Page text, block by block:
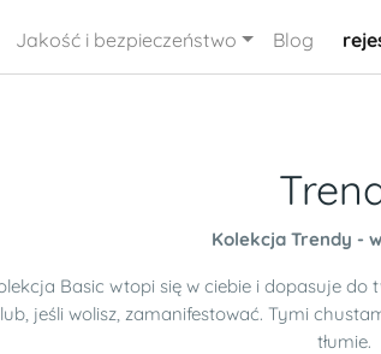
Jakość i bezpieczeństwo Blog
Kolekcja Trendy -
Basic wtopi się w ciebie i dopasuje
jeśli wolisz, zamanifestować. Tymi
tłumie.